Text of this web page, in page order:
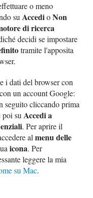
o meno
suAccedioNon
di ricerca
decidi se impostare
tramite l'apposita
i dati del browser con
un account Google:
seguito cliccando prima
poi suAccedi a
. Per aprire il
almenu delle
icona. Per
leggere la mia
su Mac.